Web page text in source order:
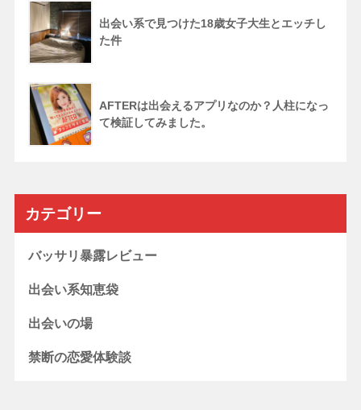
出会い系で見つけた18歳女子大生とエッチし
た件
AFTERは出会えるアプリなのか？人柱になっ
て検証してみました。
カテゴリー
バッサリ暴露レビュー
出会い系知恵袋
出会いの場
禁断の恋愛体験談